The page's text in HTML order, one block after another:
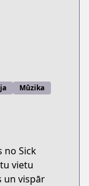
Mūzika
no Sick
vietu
un vispār